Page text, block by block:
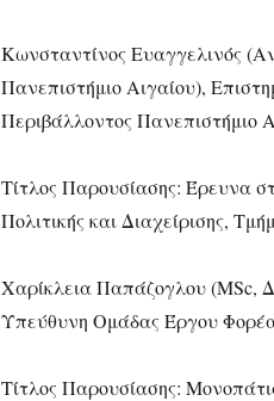
Κωνσταντίνος Ευαγγελινός
Πανεπιστήμιο Αιγαίου),
Περιβάλλοντος Πανεπιστήμιο
Τίτλος Παρουσίασης: Έρευνα
Πολιτικής και Διαχείρισης,
Χαρίκλεια Παπάζογλου (MSc,
Υπεύθυνη Ομάδας Έργου
Τίτλος Παρουσίασης: